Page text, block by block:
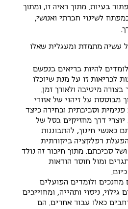
בעיות. מתוך ראיה זו, ומתוך
לשינוי חברתי ואנושי,
עשיה מתמדת ומעגלית שאלו
להיות בריאים בנפשם
לבריאות זו על מנת שיוכלו
בצורה מיטיבה ולאורך זמן.
מבוססת על זיהוי של אזורי
פנימית וסביבתית ובחירה כיצד
יוצרי דרך מחזיקים בסל של
כאנשי חינוך, להתבוננות
רפלקציה ביקורתית
סביבתם. מתוך חיבור זה נולד
ומול חוסר הודאות
מחנכים ולומדים הפועלים
ניסוי ותהייה, ומחוייבים
כאלו עבור אחרים. הם